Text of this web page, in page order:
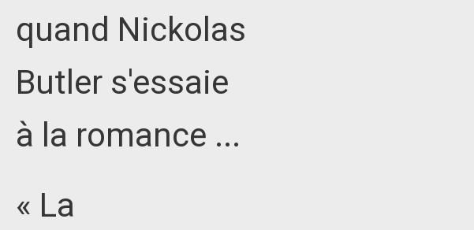
quand Nickolas
Butler s'essaie
à la romance ...
« La